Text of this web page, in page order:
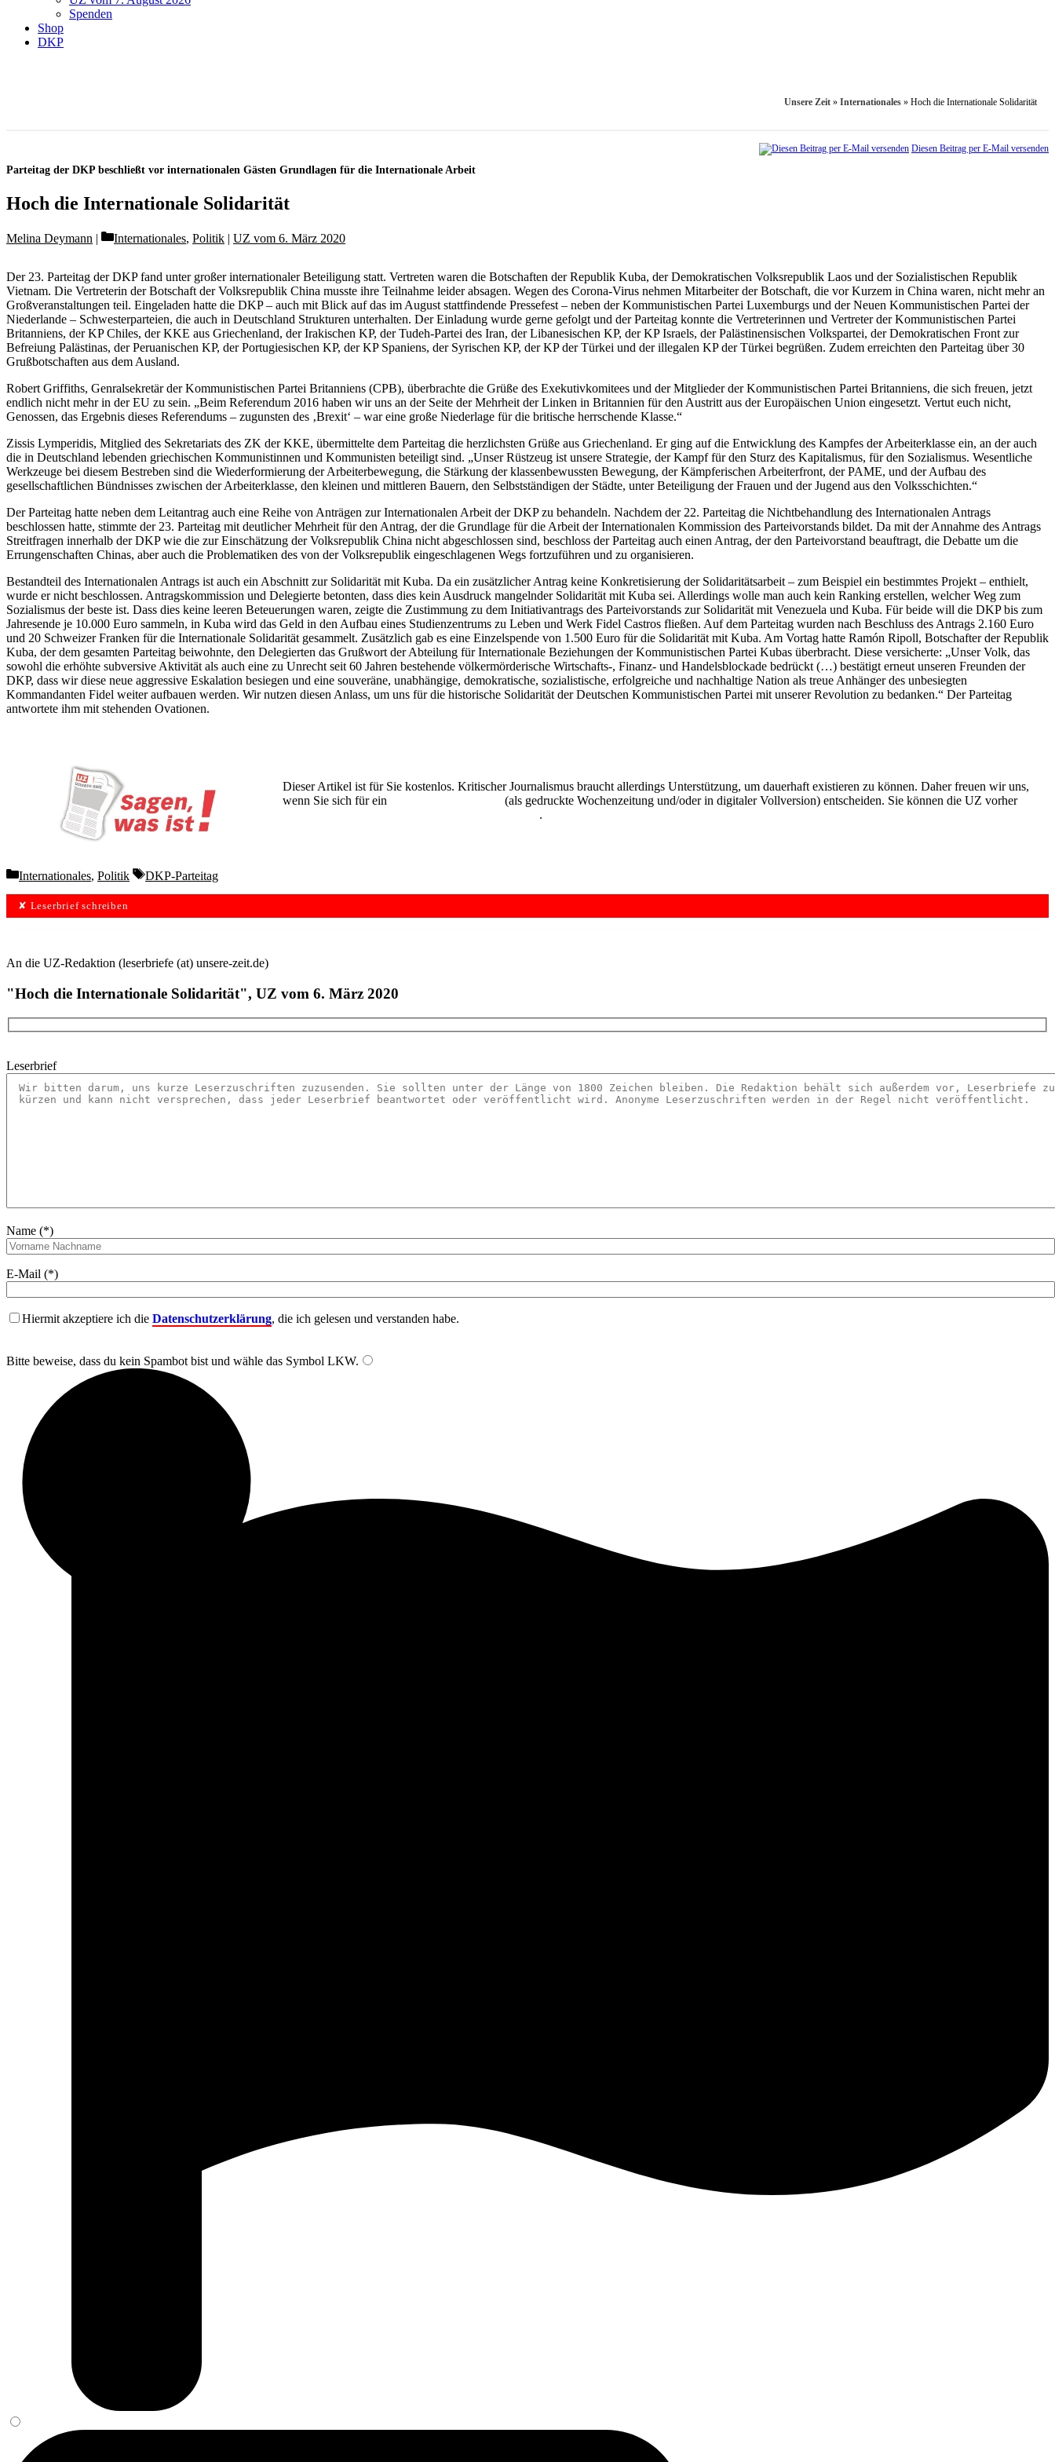
Spenden
Shop
DKP
Unsere Zeit » Internationales » Hoch die Internationale Solidarität
Diesen Beitrag per E-Mail versenden
Parteitag der DKP beschließt vor internationalen Gästen Grundlagen für die Internationale Arbeit
Hoch die Internationale Solidarität
Melina Deymann Categories
Internationales, Politik | UZ vom 6. März 2020
Der 23. Parteitag der DKP fand unter großer internationaler Beteiligung statt. Vertreten waren die Botschaften der Republik Kuba, der Demokratischen Volksrepublik Laos und der Sozialistischen Republik
Vietnam. Die Vertreterin der Botschaft der Volksrepublik China musste ihre Teilnahme leider absagen. Wegen des Corona-Virus nehmen Mitarbeiter der Botschaft, die vor Kurzem in China waren, nicht mehr an
Großveranstaltungen teil. Eingeladen hatte die DKP – auch mit Blick auf das im August stattfindende Pressefest – neben der Kommunistischen Partei Luxemburgs und der Neuen Kommunistischen Partei der
Niederlande – Schwesterparteien, die auch in Deutschland Strukturen unterhalten. Der Einladung wurde gerne gefolgt und der Parteitag konnte die Vertreterinnen und Vertreter der Kommunistischen Partei
Britanniens, der KP Chiles, der KKE aus Griechenland, der Irakischen KP, der Tudeh-Partei des Iran, der Libanesischen KP, der KP Israels, der Palästinensischen Volkspartei, der Demokratischen Front zur
Befreiung Palästinas, der Peruanischen KP, der Portugiesischen KP, der KP Spaniens, der Syrischen KP, der KP der Türkei und der illegalen KP der Türkei begrüßen. Zudem erreichten den Parteitag über 30
Grußbotschaften aus dem Ausland.
Robert Griffiths, Genralsekretär der Kommunistischen Partei Britanniens (CPB), überbrachte die Grüße des Exekutivkomitees und der Mitglieder der Kommunistischen Partei Britanniens, die sich freuen, jetzt
endlich nicht mehr in der EU zu sein. „Beim Referendum 2016 haben wir uns an der Seite der Mehrheit der Linken in Britannien für den Austritt aus der Europäischen Union eingesetzt. Vertut euch nicht,
Genossen, das Ergebnis dieses Referendums – zugunsten des ‚Brexit‘ – war eine große Niederlage für die britische herrschende Klasse.“
Zissis Lymperidis, Mitglied des Sekretariats des ZK der KKE, übermittelte dem Parteitag die herzlichsten Grüße aus Griechenland. Er ging auf die Entwicklung des Kampfes der Arbeiterklasse ein, an der auch
die in Deutschland lebenden griechischen Kommunistinnen und Kommunisten beteiligt sind. „Unser Rüstzeug ist unsere Strategie, der Kampf für den Sturz des Kapitalismus, für den Sozialismus. Wesentliche
Werkzeuge bei diesem Bestreben sind die Wiederformierung der Arbeiterbewegung, die Stärkung der klassenbewussten Bewegung, der Kämpferischen Arbeiterfront, der PAME, und der Aufbau des
gesellschaftlichen Bündnisses zwischen der Arbeiterklasse, den kleinen und mittleren Bauern, den Selbstständigen der Städte, unter Beteiligung der Frauen und der Jugend aus den Volksschichten.“
Der Parteitag hatte neben dem Leitantrag auch eine Reihe von Anträgen zur Internationalen Arbeit der DKP zu behandeln. Nachdem der 22. Parteitag die Nichtbehandlung des Internationalen Antrags
beschlossen hatte, stimmte der 23. Parteitag mit deutlicher Mehrheit für den Antrag, der die Grundlage für die Arbeit der Internationalen Kommission des Parteivorstands bildet. Da mit der Annahme des Antrags
Streitfragen innerhalb der DKP wie die zur Einschätzung der Volksrepublik China nicht abgeschlossen sind, beschloss der Parteitag auch einen Antrag, der den Parteivorstand beauftragt, die Debatte um die
Errungenschaften Chinas, aber auch die Problematiken des von der Volksrepublik eingeschlagenen Wegs fortzuführen und zu organisieren.
Bestandteil des Internationalen Antrags ist auch ein Abschnitt zur Solidarität mit Kuba. Da ein zusätzlicher Antrag keine Konkretisierung der Solidaritätsarbeit – zum Beispiel ein bestimmtes Projekt – enthielt,
wurde er nicht beschlossen. Antragskommission und Delegierte betonten, dass dies kein Ausdruck mangelnder Solidarität mit Kuba sei. Allerdings wolle man auch kein Ranking erstellen, welcher Weg zum
Sozialismus der beste ist. Dass dies keine leeren Beteuerungen waren, zeigte die Zustimmung zu dem Initiativantrags des Parteivorstands zur Solidarität mit Venezuela und Kuba. Für beide will die DKP bis zum
Jahresende je 10.000 Euro sammeln, in Kuba wird das Geld in den Aufbau eines Studienzentrums zu Leben und Werk Fidel Castros fließen. Auf dem Parteitag wurden nach Beschluss des Antrags 2.160 Euro
und 20 Schweizer Franken für die Internationale Solidarität gesammelt. Zusätzlich gab es eine Einzelspende von 1.500 Euro für die Solidarität mit Kuba. Am Vortag hatte Ramón Ripoll, Botschafter der Republik
Kuba, der dem gesamten Parteitag beiwohnte, den Delegierten das Grußwort der Abteilung für Internationale Beziehungen der Kommunistischen Partei Kubas überbracht. Diese versicherte: „Unser Volk, das
sowohl die erhöhte subversive Aktivität als auch eine zu Unrecht seit 60 Jahren bestehende völkermörderische Wirtschafts-, Finanz- und Handelsblockade bedrückt (…) bestätigt erneut unseren Freunden der
DKP, dass wir diese neue aggressive Eskalation besiegen und eine souveräne, unabhängige, demokratische, sozialistische, erfolgreiche und nachhaltige Nation als treue Anhänger des unbesiegten
Kommandanten Fidel weiter aufbauen werden. Wir nutzen diesen Anlass, um uns für die historische Solidarität der Deutschen Kommunistischen Partei mit unserer Revolution zu bedanken.“ Der Parteitag
antwortete ihm mit stehenden Ovationen.
Dieser Artikel ist für Sie kostenlos. Kritischer Journalismus braucht allerdings Unterstützung, um dauerhaft existieren zu können. Daher freuen wir uns,
wenn Sie sich für ein
(als gedruckte Wochenzeitung und/oder in digitaler Vollversion) entscheiden. Sie können die UZ vorher
.
Categories
Internationales, Politik Tags
DKP-Parteitag
✘ Leserbrief schreiben
An die UZ-Redaktion (leserbriefe (at) unsere-zeit.de)
"Hoch die Internationale Solidarität", UZ vom 6. März 2020
Leserbrief
Name (*)
E-Mail (*)
Hiermit akzeptiere ich die Datenschutzerklärung, die ich gelesen und verstanden habe.
Bitte beweise, dass du kein Spambot bist und wähle das Symbol LKW.